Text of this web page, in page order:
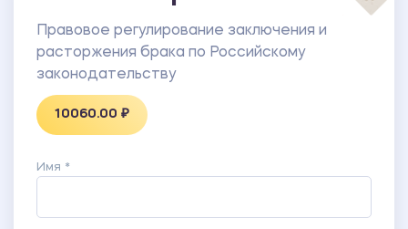
Правовое регулирование заключения и
расторжения брака по Российскому
законодательству
10060.00 ₽
Имя *